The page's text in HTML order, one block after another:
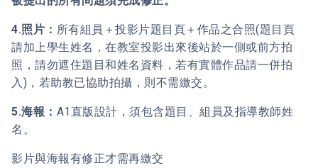
4.照片： 所有組員＋投影片題目頁＋作品之合照(題目頁
請加上學生姓名，在教室投影出來後站於一側或前方拍
照，請勿遮住題目和姓名資料，若有實體作品請一併拍
入)，若助教已協助拍攝，則不需繳交。
5.海報： A1直版設計，須包含題目、組員及指導教師姓
名。
影片與海報有修正才需再繳交